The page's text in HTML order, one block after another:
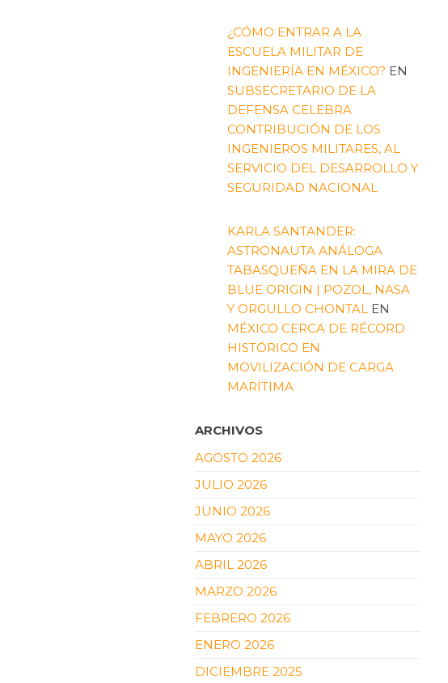
¿CÓMO ENTRAR A LA
ESCUELA MILITAR DE
INGENIERÍA EN MÉXICO? EN
SUBSECRETARIO DE LA
DEFENSA CELEBRA
CONTRIBUCIÓN DE LOS
INGENIEROS MILITARES, AL
SERVICIO DEL DESARROLLO Y
SEGURIDAD NACIONAL
KARLA SANTANDER:
ASTRONAUTA ANÁLOGA
TABASQUEÑA EN LA MIRA DE
BLUE ORIGIN | POZOL, NASA
Y ORGULLO CHONTAL EN
MÉXICO CERCA DE RÉCORD
HISTÓRICO EN
MOVILIZACIÓN DE CARGA
MARÍTIMA
ARCHIVOS
AGOSTO 2026
JULIO 2026
JUNIO 2026
MAYO 2026
ABRIL 2026
MARZO 2026
FEBRERO 2026
ENERO 2026
DICIEMBRE 2025